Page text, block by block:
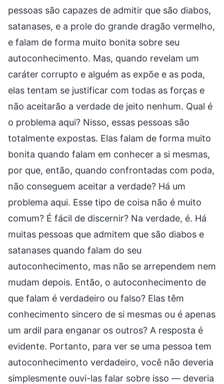
pessoas são capazes de admitir que são diabos,
satanases, e a prole do grande dragão vermelho,
e falam de forma muito bonita sobre seu
autoconhecimento. Mas, quando revelam um
caráter corrupto e alguém as expõe e as poda,
elas tentam se justificar com todas as forças e
não aceitarão a verdade de jeito nenhum. Qual é
o problema aqui? Nisso, essas pessoas são
totalmente expostas. Elas falam de forma muito
bonita quando falam em conhecer a si mesmas,
por que, então, quando confrontadas com poda,
não conseguem aceitar a verdade? Há um
problema aqui. Esse tipo de coisa não é muito
comum? É fácil de discernir? Na verdade, é. Há
muitas pessoas que admitem que são diabos e
satanases quando falam do seu
autoconhecimento, mas não se arrependem nem
mudam depois. Então, o autoconhecimento de
que falam é verdadeiro ou falso? Elas têm
conhecimento sincero de si mesmas ou é apenas
um ardil para enganar os outros? A resposta é
evidente. Portanto, para ver se uma pessoa tem
autoconhecimento verdadeiro, você não deveria
simplesmente ouvi-las falar sobre isso — deveria